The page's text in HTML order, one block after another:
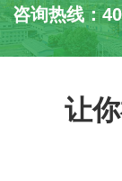
咨询热线：
让